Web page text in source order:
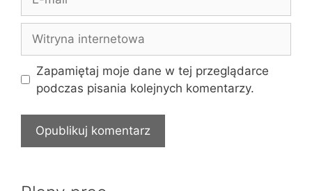
mail
internetowa
Zapamiętaj moje dane w tej przeglądarce
podczas pisania kolejnych komentarzy.